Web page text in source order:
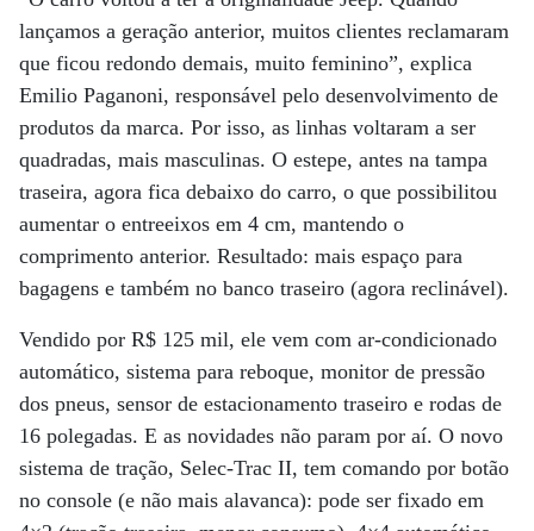
lançamos a geração anterior, muitos clientes reclamaram
que ficou redondo demais, muito feminino”, explica
Emilio Paganoni, responsável pelo desenvolvimento de
produtos da marca. Por isso, as linhas voltaram a ser
quadradas, mais masculinas. O estepe, antes na tampa
traseira, agora fica debaixo do carro, o que possibilitou
aumentar o entreeixos em 4 cm, mantendo o
comprimento anterior. Resultado: mais espaço para
bagagens e também no banco traseiro (agora reclinável).
Vendido por R$ 125 mil, ele vem com ar-condicionado
automático, sistema para reboque, monitor de pressão
dos pneus, sensor de estacionamento traseiro e rodas de
16 polegadas. E as novidades não param por aí. O novo
sistema de tração, Selec-Trac II, tem comando por botão
no console (e não mais alavanca): pode ser fixado em